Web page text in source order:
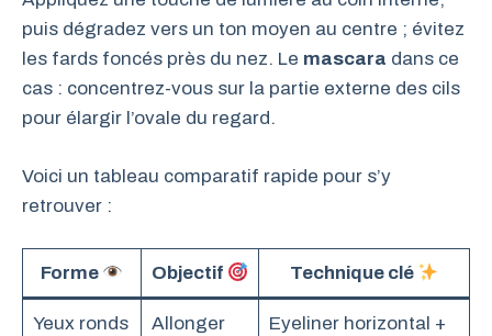
puis dégradez vers un ton moyen au centre ; évitez
les fards foncés près du nez. Le mascara dans ce
cas : concentrez-vous sur la partie externe des cils
pour élargir l’ovale du regard.
Voici un tableau comparatif rapide pour s’y
retrouver :
Forme Objectif Technique clé
Yeux ronds
Allonger
Eyeliner horizontal +